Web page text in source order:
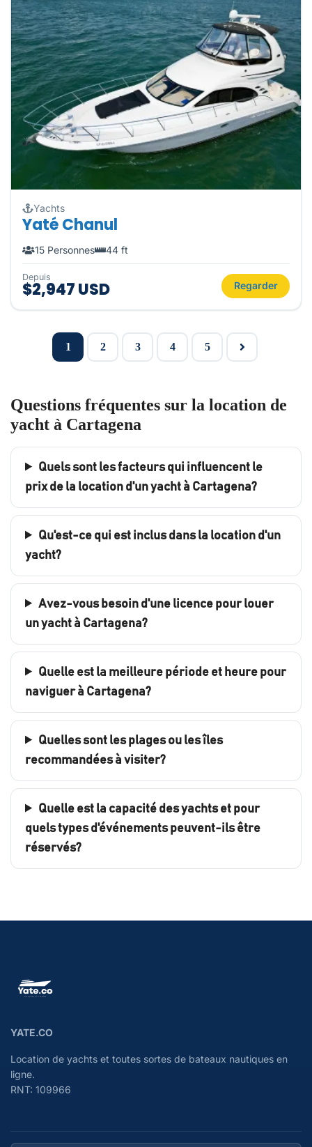
Yachts
Yaté Chanul
15 Personnes 44 ft
Depuis
$2,947 USD Regarder
1 2 3 4 5
Questions fréquentes sur la location de
yacht à Cartagena
Quels sont les facteurs qui influencent le
prix de la location d'un yacht à Cartagena?
Qu'est-ce qui est inclus dans la location d'un
yacht?
Avez-vous besoin d'une licence pour louer
un yacht à Cartagena?
Quelle est la meilleure période et heure pour
naviguer à Cartagena?
Quelles sont les plages ou les îles
recommandées à visiter?
Quelle est la capacité des yachts et pour
quels types d'événements peuvent-ils être
réservés?
YATE.CO
Location de yachts et toutes sortes de bateaux nautiques en
ligne.
RNT: 109966